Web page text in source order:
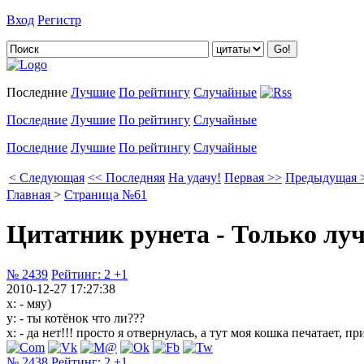
Вход Регистр
Последние Лучшие По рейтингу Случайные
Последние Лучшие По рейтингу Случайные
Последние Лучшие По рейтингу Случайные
< Следующая << Последняя На удачу! Первая >> Предыдущая
Главная > Страница №61
Цитатник рунета - Только
№ 2439 Рейтинг: 2 +1
2010-12-27 17:27:38
х: - мяу)
у: - ты котёнок что ли???
х: - да нет!!! просто я отвернулась, а тут моя кошка печатает,